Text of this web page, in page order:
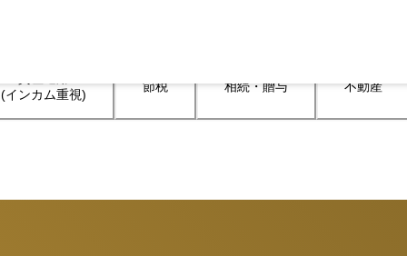
(インカム重視)
節税 相続・贈与 不動産